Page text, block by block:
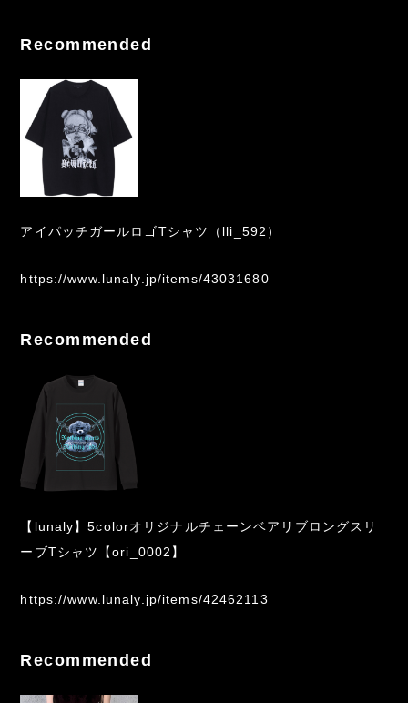
Recommended
アイパッチガールロゴTシャツ（lli_592）
https://www.lunaly.jp/items/43031680
Recommended
【lunaly】5colorオリジナルチェーンベアリブロングスリ
ーブTシャツ【ori_0002】
https://www.lunaly.jp/items/42462113
Recommended